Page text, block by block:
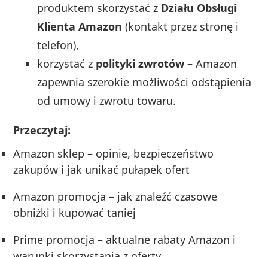
produktem skorzystać z Działu Obsługi
Klienta Amazon (kontakt przez stronę i
telefon),
korzystać z polityki zwrotów – Amazon
zapewnia szerokie możliwości odstąpienia
od umowy i zwrotu towaru.
Przeczytaj:
Amazon sklep – opinie, bezpieczeństwo
zakupów i jak unikać pułapek ofert
Amazon promocja – jak znaleźć czasowe
obniżki i kupować taniej
Prime promocja – aktualne rabaty Amazon i